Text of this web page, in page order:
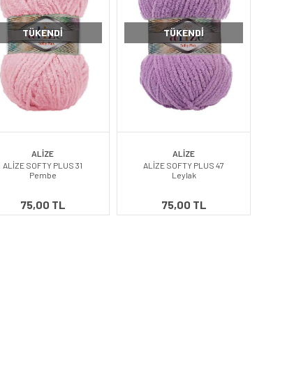
TÜKENDI
ALİZE
ALİZE SOFTY PLUS 31
Pembe
75,00 TL
TÜKENDI
ALİZE
ALİZE SOFTY PLUS 47
Leylak
75,00 TL